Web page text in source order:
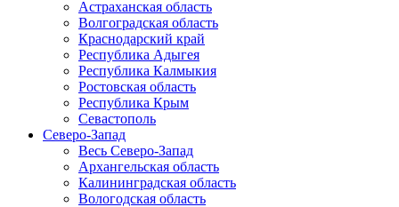
Астраханская область
Волгоградская область
Краснодарский край
Республика Адыгея
Республика Калмыкия
Ростовская область
Республика Крым
Севастополь
Северо-Запад
Весь Северо-Запад
Архангельская область
Калининградская область
Вологодская область